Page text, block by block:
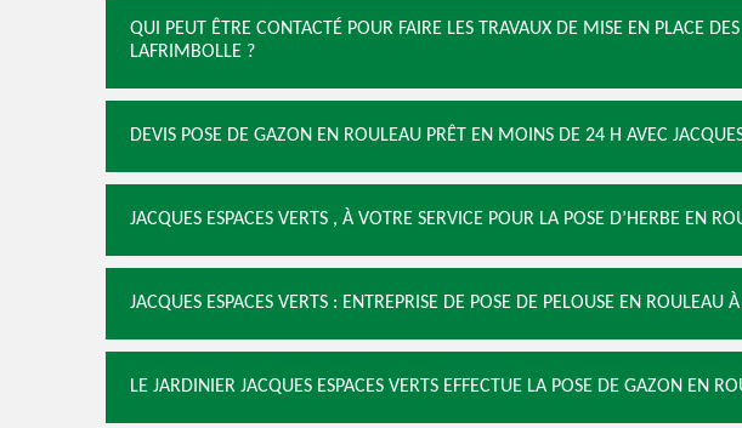
QUI PEUT ÊTRE CONTACTÉ POUR FAIRE LES TRAVAUX DE MISE EN PLACE
LAFRIMBOLLE ?
DEVIS POSE DE GAZON EN ROULEAU PRÊT EN MOINS DE 24 H AVEC JACQUES
JACQUES ESPACES VERTS , À VOTRE SERVICE POUR LA POSE D’HERBE EN
JACQUES ESPACES VERTS : ENTREPRISE DE POSE DE PELOUSE EN ROULEAU
LE JARDINIER JACQUES ESPACES VERTS EFFECTUE LA POSE DE GAZON EN